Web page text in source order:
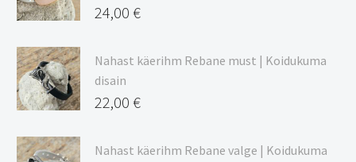
24,00 €
Nahast käerihm Rebane must | Koidukuma
disain
22,00 €
Nahast käerihm Rebane valge | Koidukuma